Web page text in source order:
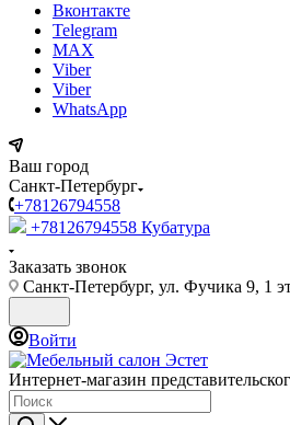
Вконтакте
Telegram
MAX
Viber
Viber
WhatsApp
Ваш город
Санкт-Петербург
+78126794558
+78126794558 Кубатура
Заказать звонок
Санкт-Петербург, ул. Фучика 9, 1
Войти
Интернет-магазин